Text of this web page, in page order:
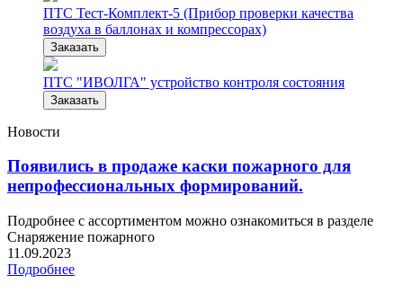
ПТС Тест-Комплект-5 (Прибор проверки качества
воздуха в баллонах и компрессорах)
Заказать
ПТС "ИВОЛГА" устройство контроля состояния
Заказать
Новости
Появились в продаже каски пожарного для
непрофессиональных формирований.
Подробнее с ассортиментом можно ознакомиться в разделе
Снаряжение пожарного
11.09.2023
Подробнее